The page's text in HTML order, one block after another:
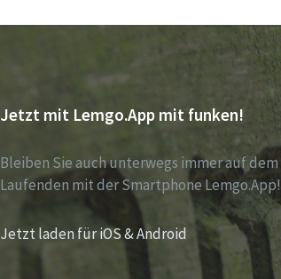
Jetzt mit Lemgo.App mit funken!
Bleiben Sie auch unterwegs immer auf dem
Laufenden mit der Smartphone Lemgo.App!
Jetzt laden für iOS & Android